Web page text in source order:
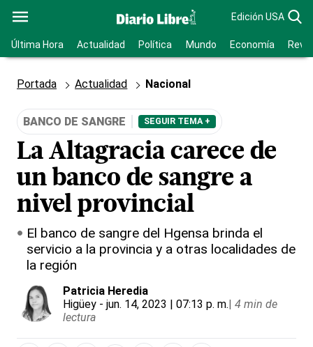
Edición USA
Última Hora Actualidad Política Mundo Economía
Portada Actualidad Nacional
BANCO DE SANGRE SEGUIR TEMA +
La Altagracia carece de
un banco de sangre a
nivel provincial
El banco de sangre del Hgensa brinda el
servicio a la provincia y a otras localidades de
la región
Patricia Heredia
Higüey - jun. 14, 2023 | 07:13 p. m.| 4 min de
lectura